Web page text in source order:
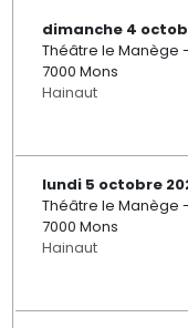
dimanche 4
Théâtre le Manège
7000 Mons
Hainaut
lundi 5 octobre
Théâtre le Manège
7000 Mons
Hainaut